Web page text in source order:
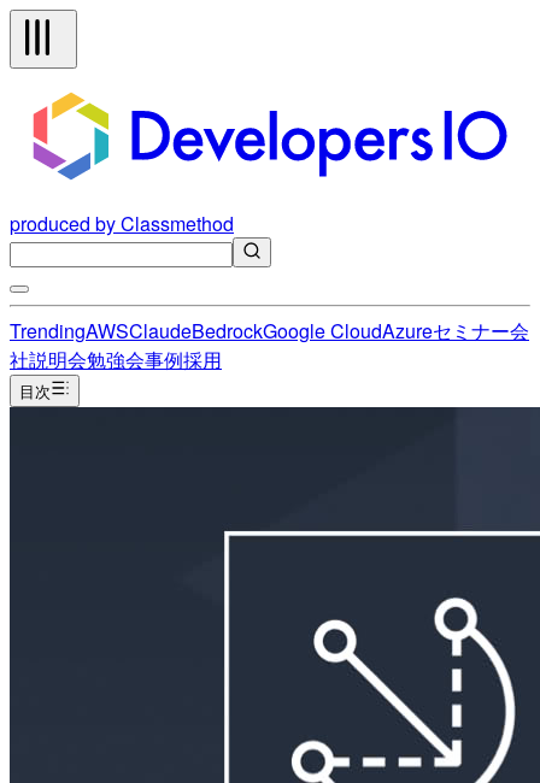
produced by Classmethod
TrendingAWSClaudeBedrockGoogle CloudAzureセミナー会
社説明会勉強会事例採用
目次